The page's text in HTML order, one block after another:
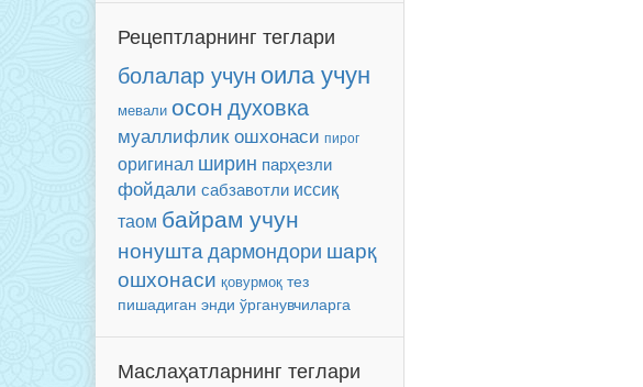
Рецептларнинг теглари
болалар учун оила учун
мевали осондуховка
муаллифлик ошхонаси пирог
оригинал ширин парҳезли
фойдали сабзавотли иссиқ
таом байрам учун
нонушта дармондори шарқ
ошхонаси қовурмоқ тез
пишадиган энди ўрганувчиларга
Маслаҳатларнинг теглари